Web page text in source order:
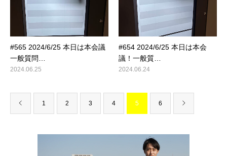
#565 2024/6/25 本日は本会議
一般質問…
2024.06.25
#654 2024/6/25 本日は本会
議！一般質…
2024.06.24
1 2 3 4 5 6